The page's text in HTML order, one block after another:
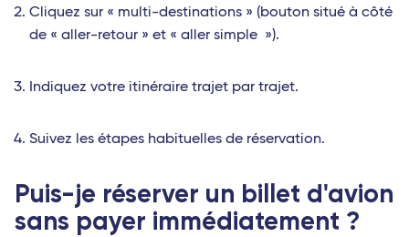
Cliquez sur « multi-destinations » (bouton situé à côté
de « aller-retour » et « aller simple »).
Indiquez votre itinéraire trajet par trajet.
Suivez les étapes habituelles de réservation.
Puis-je réserver un billet d'avion
sans payer immédiatement ?